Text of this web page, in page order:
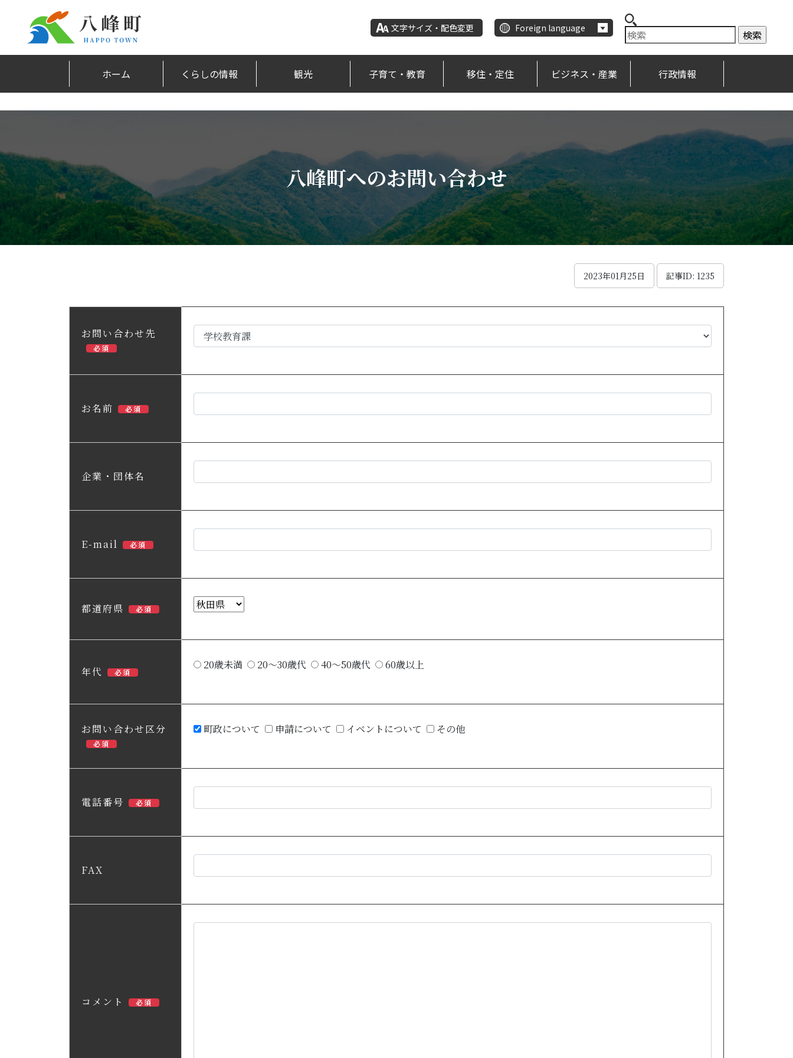
文字サイズ・配色変更 Foreign language
ホーム くらしの情報 観光 子育て・教育 移住・定住 ビジネス・産業 行政情報
八峰町へのお問い合わせ
2023年01月25日 記事ID: 1235
お問い合わせ先
必須
お名前 必須
企業・団体名
E-mail 必須
都道府県 必須
年代 必須
20歳未満 20～30歳代 40～50歳代 60歳以上
お問い合わせ区分
必須
町政について 申請について イベントについて その他
電話番号 必須
FAX
コメント 必須